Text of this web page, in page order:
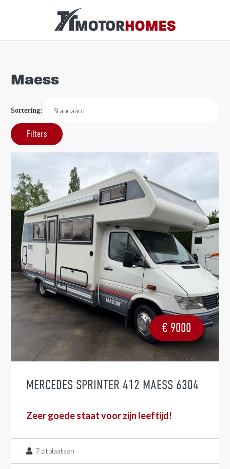
Maess
Sortering:
Filters
€ 9000
MERCEDES SPRINTER 412 MAESS 6304
Zeer goede staat voor zijn leeftijd!
7zitplaatsen